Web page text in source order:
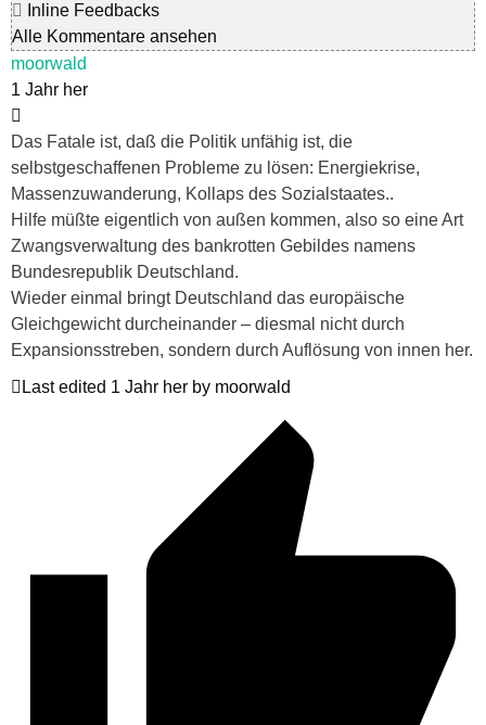
Inline Feedbacks
Alle Kommentare ansehen
moorwald
1 Jahr her
Das Fatale ist, daß die Politik unfähig ist, die
selbstgeschaffenen Probleme zu lösen: Energiekrise,
Massenzuwanderung, Kollaps des Sozialstaates..
Hilfe müßte eigentlich von außen kommen, also so eine Art
Zwangsverwaltung des bankrotten Gebildes namens
Bundesrepublik Deutschland.
Wieder einmal bringt Deutschland das europäische
Gleichgewicht durcheinander – diesmal nicht durch
Expansionsstreben, sondern durch Auflösung von innen her.
Last edited 1 Jahr her by moorwald